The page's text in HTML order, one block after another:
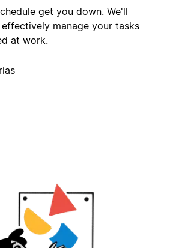
get you down. We'll
manage your tasks
at work.